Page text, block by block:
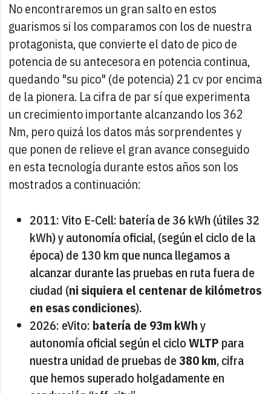
No encontraremos un gran salto en estos
guarismos si los comparamos con los de nuestra
protagonista, que convierte el dato de pico de
potencia de su antecesora en potencia continua,
quedando "su pico" (de potencia) 21 cv por encima
de la pionera. La cifra de par sí que experimenta
un crecimiento importante alcanzando los 362
Nm, pero quizá los datos más sorprendentes y
que ponen de relieve el gran avance conseguido
en esta tecnología durante estos años son los
mostrados a continuación:
2011: Vito E-Cell: batería de 36 kWh (útiles 32
kWh) y autonomía oficial, (según el ciclo de la
época) de 130 km que nunca llegamos a
alcanzar durante las pruebas en ruta fuera de
ciudad (ni siquiera el centenar de kilómetros
en esas condiciones).
2026: eVito: batería de 93m kWhy
autonomía oficial según el cicloWLTP para
nuestra unidad de pruebas de380 km, cifra
que hemos superado holgadamente en